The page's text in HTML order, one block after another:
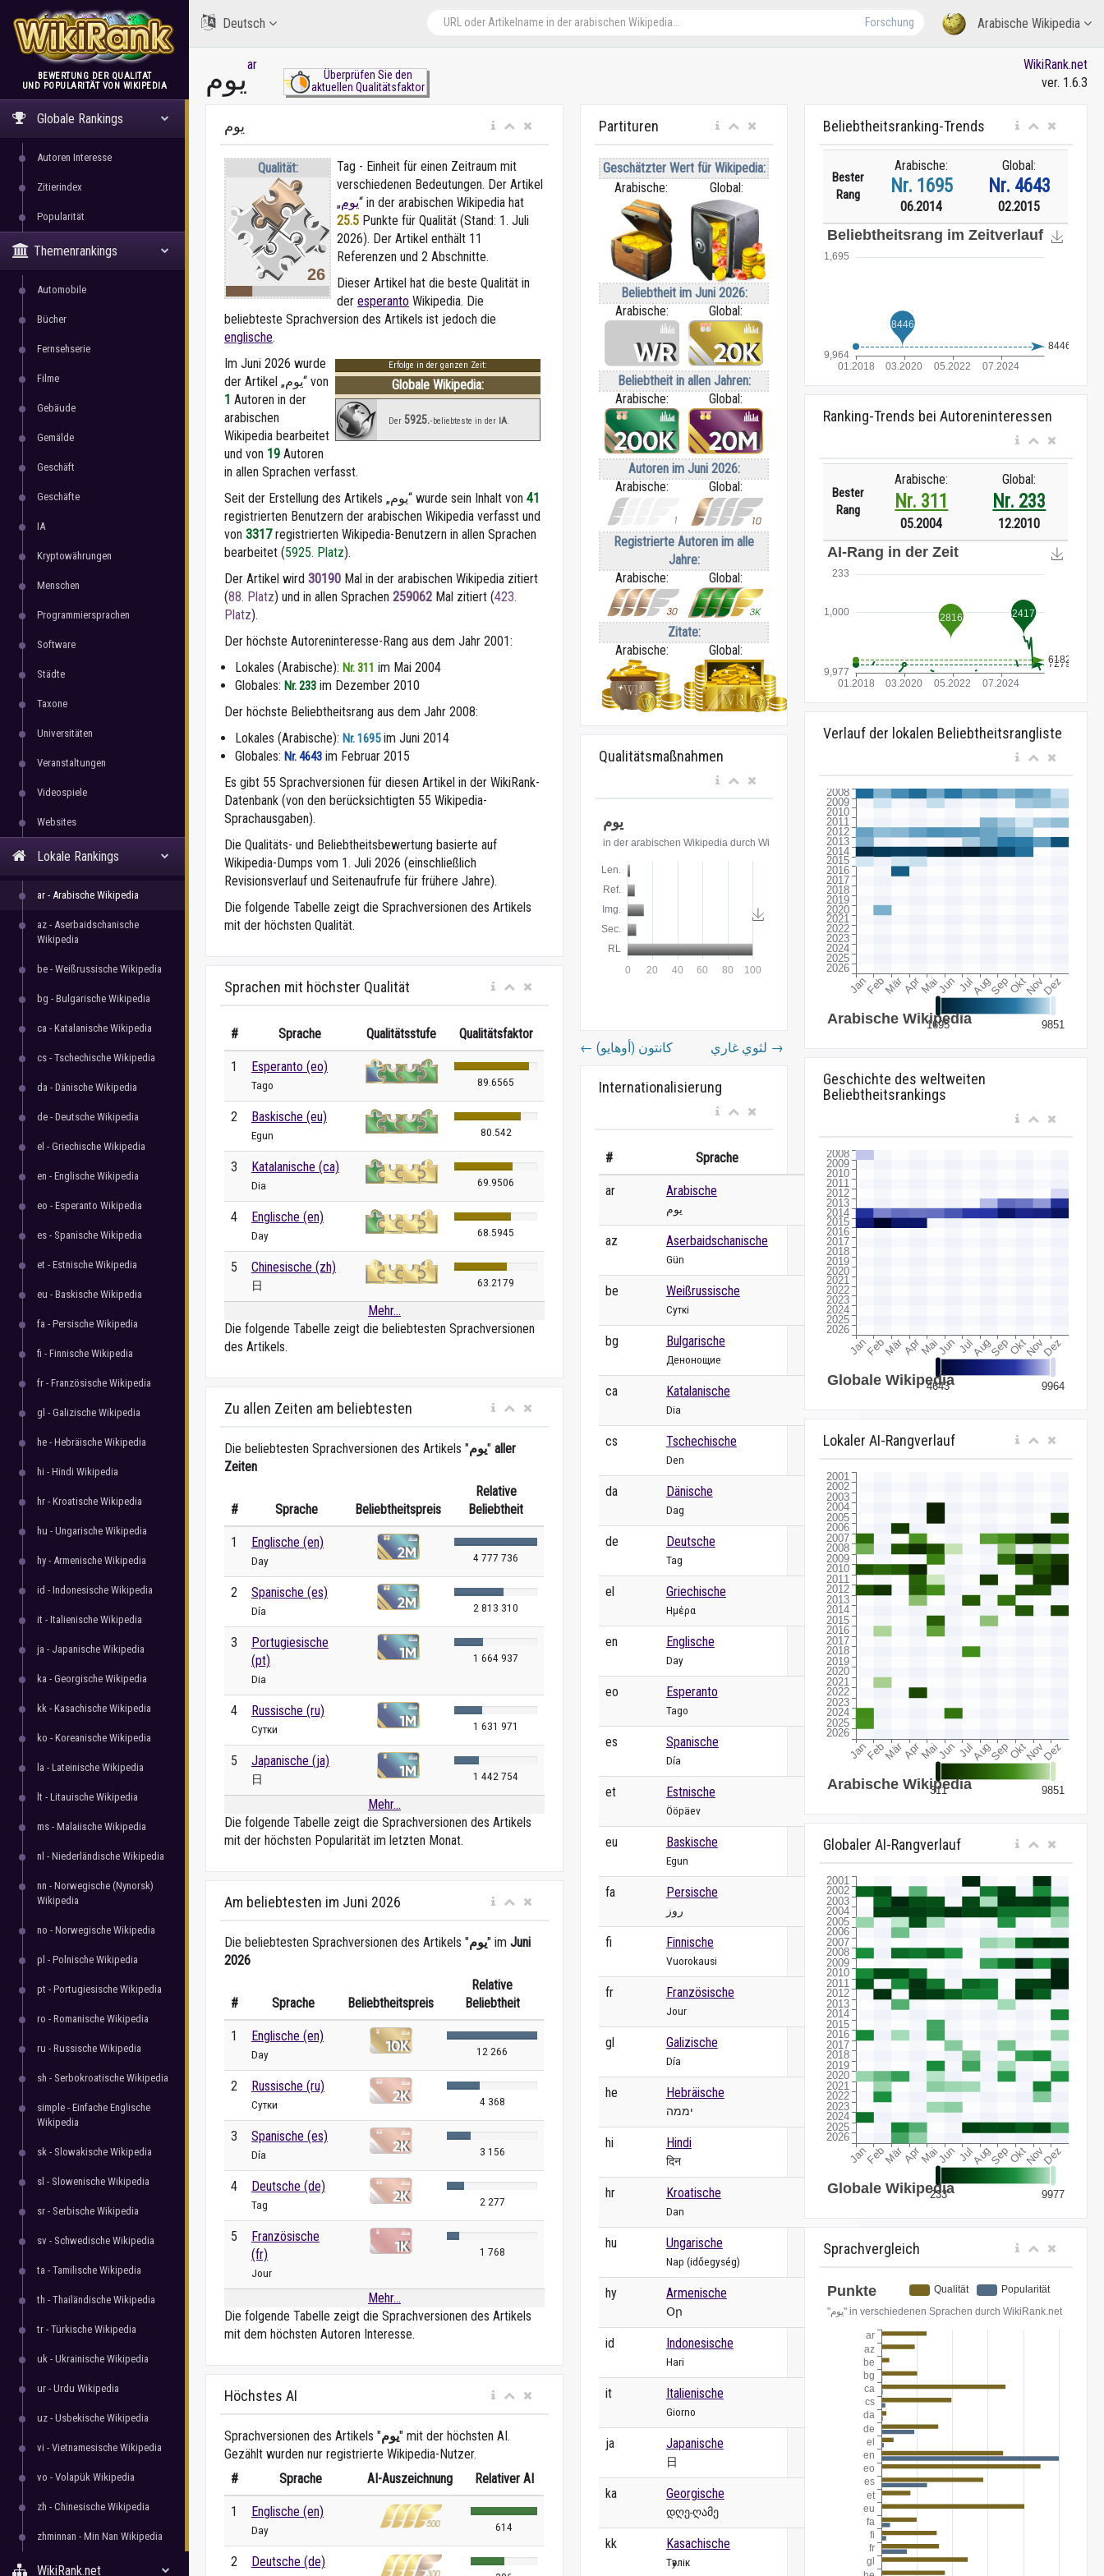
WikiRank
BEWERTUNG DER QUALITÄT
UND POPULARITÄT VON WIKIPEDIA
Globale Rankings
Autoren Interesse
Zitierindex
Popularität
Themenrankings
Automobile
Bücher
Fernsehserie
Filme
Gebäude
Gemälde
Geschäft
Geschäfte
IA
Kryptowährungen
Menschen
Programmiersprachen
Software
Städte
Taxone
Universitäten
Veranstaltungen
Videospiele
Websites
Lokale Rankings
ar - Arabische Wikipedia
az - Aserbaidschanische
Wikipedia
be - Weißrussische Wikipedia
bg - Bulgarische Wikipedia
ca - Katalanische Wikipedia
cs - Tschechische Wikipedia
da - Dänische Wikipedia
de - Deutsche Wikipedia
el - Griechische Wikipedia
en - Englische Wikipedia
eo - Esperanto Wikipedia
es - Spanische Wikipedia
et - Estnische Wikipedia
eu - Baskische Wikipedia
fa - Persische Wikipedia
fi - Finnische Wikipedia
fr - Französische Wikipedia
gl - Galizische Wikipedia
he - Hebräische Wikipedia
hi - Hindi Wikipedia
hr - Kroatische Wikipedia
hu - Ungarische Wikipedia
hy - Armenische Wikipedia
id - Indonesische Wikipedia
it - Italienische Wikipedia
ja - Japanische Wikipedia
ka - Georgische Wikipedia
kk - Kasachische Wikipedia
ko - Koreanische Wikipedia
la - Lateinische Wikipedia
lt - Litauische Wikipedia
ms - Malaiische Wikipedia
nl - Niederländische Wikipedia
nn - Norwegische (Nynorsk)
Wikipedia
no - Norwegische Wikipedia
pl - Polnische Wikipedia
pt - Portugiesische Wikipedia
ro - Romanische Wikipedia
ru - Russische Wikipedia
sh - Serbokroatische Wikipedia
simple - Einfache Englische
Wikipedia
sk - Slowakische Wikipedia
sl - Slowenische Wikipedia
sr - Serbische Wikipedia
sv - Schwedische Wikipedia
ta - Tamilische Wikipedia
th - Thailändische Wikipedia
tr - Türkische Wikipedia
uk - Ukrainische Wikipedia
ur - Urdu Wikipedia
uz - Usbekische Wikipedia
vi - Vietnamesische Wikipedia
vo - Volapük Wikipedia
zh - Chinesische Wikipedia
zhminnan - Min Nan Wikipedia
WikiRank.net
Arabische Wikipedia
Forschung
Deutsch
يومar
Überprüfen Sie den
aktuellen Qualitätsfaktor
WikiRank.net
ver. 1.6.3
يوم
Qualität:
26
Tag - Einheit für einen Zeitraum mit
verschiedenen Bedeutungen. Der Artikel
„يوم“ in der arabischen Wikipedia hat
25.5 Punkte für Qualität (Stand: 1. Juli
2026). Der Artikel enthält 11
Referenzen und 2 Abschnitte.
Dieser Artikel hat die beste Qualität in
der esperanto Wikipedia. Die
beliebteste Sprachversion des Artikels ist jedoch die
englische.
Erfolge in der ganzen Zeit:
Globale Wikipedia:
Der 5925.‑beliebteste in der IA.
Im Juni 2026 wurde
der Artikel „يوم“ von
1 Autoren in der
arabischen
Wikipedia bearbeitet
und von 19 Autoren
in allen Sprachen verfasst.
Seit der Erstellung des Artikels „يوم“ wurde sein Inhalt von 41
registrierten Benutzern der arabischen Wikipedia verfasst und
von 3317registrierten Wikipedia-Benutzern in allen Sprachen
bearbeitet (5925. Platz).
Der Artikel wird 30190 Mal in der arabischen Wikipedia zitiert
(88. Platz) und in allen Sprachen 259062 Mal zitiert (423.
Platz).
Der höchste Autoreninteresse-Rang aus dem Jahr 2001:
Lokales (Arabische): Nr. 311 im Mai 2004
Globales: Nr. 233 im Dezember 2010
Der höchste Beliebtheitsrang aus dem Jahr 2008:
Lokales (Arabische): Nr. 1695im Juni 2014
Globales: Nr. 4643 im Februar 2015
Es gibt 55 Sprachversionen für diesen Artikel in der WikiRank-
Datenbank (von den berücksichtigten 55 Wikipedia-
Sprachausgaben).
Die Qualitäts- und Beliebtheitsbewertung basierte auf
Wikipedia-Dumps vom 1. Juli 2026 (einschließlich
Revisionsverlauf und Seitenaufrufe für frühere Jahre).
Die folgende Tabelle zeigt die Sprachversionen des Artikels
mit der höchsten Qualität.
Sprachen mit höchster Qualität
# Sprache Qualitätsstufe Qualitätsfaktor
1 Esperanto (eo)
Tago 89.6565
2 Baskische (eu)
Egun 80.542
3 Katalanische (ca)
Dia 69.9506
4 Englische (en)
Day 68.5945
5 Chinesische (zh)
日 63.2179
Mehr...
Die folgende Tabelle zeigt die beliebtesten Sprachversionen
des Artikels.
Zu allen Zeiten am beliebtesten
Die beliebtesten Sprachversionen des Artikels "يوم" aller
Zeiten
# Sprache Beliebtheitspreis
Relative
Beliebtheit
1 Englische (en)
Day 4 777 736
2 Spanische (es)
Día 2 813 310
3
Portugiesische
(pt)
Dia
1 664 937
4 Russische (ru)
Сутки 1 631 971
5 Japanische (ja)
日 1 442 754
Mehr...
Die folgende Tabelle zeigt die Sprachversionen des Artikels
mit der höchsten Popularität im letzten Monat.
Am beliebtesten im Juni 2026
Die beliebtesten Sprachversionen des Artikels "يوم" im Juni
2026
# Sprache Beliebtheitspreis
Relative
Beliebtheit
1 Englische (en)
Day 12 266
2 Russische (ru)
Сутки 4 368
3 Spanische (es)
Día 3 156
4 Deutsche (de)
Tag 2 277
5
Französische
(fr)
Jour
1 768
Mehr...
Die folgende Tabelle zeigt die Sprachversionen des Artikels
mit dem höchsten Autoren Interesse.
Höchstes AI
Sprachversionen des Artikels "يوم" mit der höchsten AI.
Gezählt wurden nur registrierte Wikipedia-Nutzer.
#
Sprache AI-Auszeichnung Relativer AI
1 Englische (en)
Day 614
2 Deutsche (de)
Partituren
Geschätzter Wert für Wikipedia:
Arabische:
Global:
Beliebtheit im Juni 2026:
Arabische:
Global:
Beliebtheit in allen Jahren:
Arabische:
Global:
Autoren im Juni 2026:
Arabische:
Global:
Registrierte Autoren im alle
Jahre:
Arabische:
Global:
Zitate:
Arabische:
Global:
Qualitätsmaßnahmen
← كانتون (أوهايو) →
Internationalisierung
# Sprache Wert
ar Arabische
يوم
az Aserbaidschanische
Gün
be Weißrussische
Суткі
bg Bulgarische
Денонощие
ca Katalanische
Dia
cs Tschechische
Den
da Dänische
Dag
de Deutsche
Tag
el Griechische
Ημέρα
en Englische
Day
eo Esperanto
Tago
es Spanische
Día
et Estnische
Ööpäev
eu Baskische
Egun
fa Persische
روز
fi Finnische
Vuorokausi
fr Französische
Jour
gl Galizische
Día
he Hebräische
יממה
hi Hindi
दिन
hr Kroatische
Dan
hu Ungarische
Nap (időegység)
hy Armenische
Օր
id Indonesische
Hari
it Italienische
Giorno
ja Japanische
日
ka Georgische
დღე-ღამე
kk Kasachische
Тәулік
Beliebtheitsranking-Trends
Bester
Rang
Arabische:
Nr. 1695
06.2014
Global:
Nr. 4643
02.2015
Ranking-Trends bei Autoreninteressen
Bester
Rang
Arabische:
Nr. 311
05.2004
Global:
Nr. 233
12.2010
Verlauf der lokalen Beliebtheitsrangliste
Geschichte des weltweiten
Beliebtheitsrankings
Lokaler AI-Rangverlauf
Globaler AI-Rangverlauf
Sprachvergleich